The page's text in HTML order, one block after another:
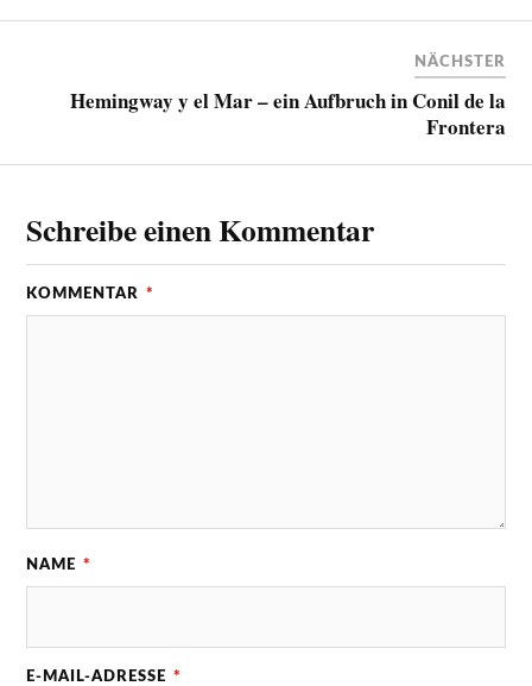
NÄCHSTER
Hemingway y el Mar – ein Aufbruch in Conil de la
Frontera
Schreibe einen Kommentar
KOMMENTAR *
NAME *
E-MAIL-ADRESSE *